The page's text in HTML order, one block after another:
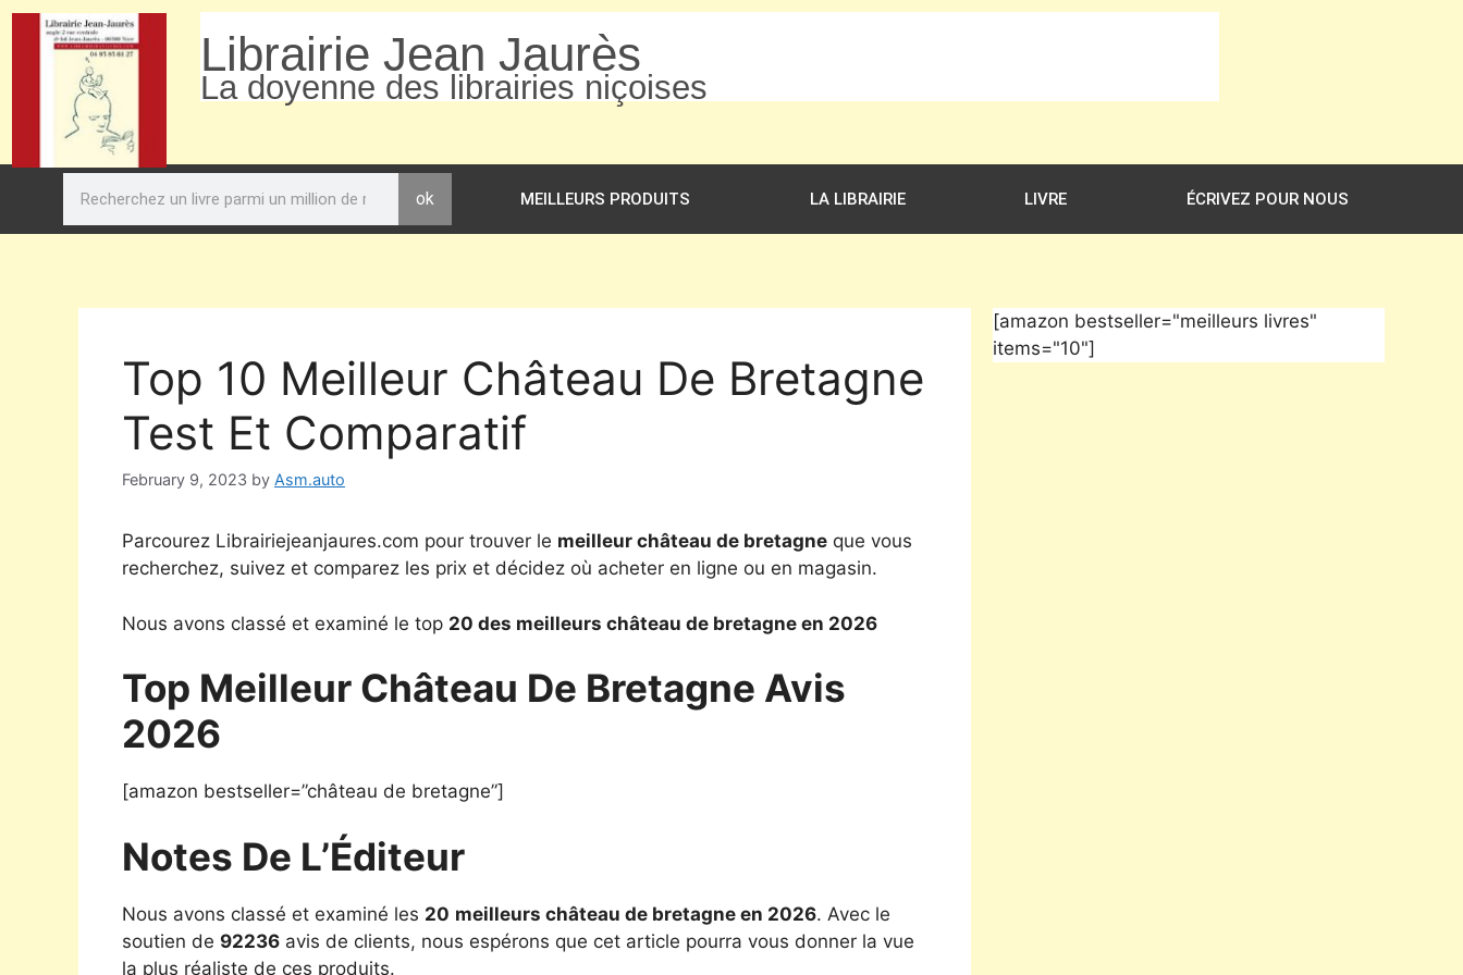
Librairie Jean Jaurès
La doyenne des librairies niçoises
ok MEILLEURS PRODUITS LA LIBRAIRIE LIVRE ÉCRIVEZ POUR NOUS
Top 10 Meilleur Château De Bretagne
Test Et Comparatif
February 9, 2023 by Asm.auto
Parcourez Librairiejeanjaures.com pour trouver le meilleur château de bretagne que vous
recherchez, suivez et comparez les prix et décidez où acheter en ligne ou en magasin.
Nous avons classé et examiné le top 20 des meilleurs château de bretagne en 2026
Top Meilleur Château De Bretagne Avis
2026
[amazon bestseller=”château de bretagne”]
Notes De L’Éditeur
Nous avons classé et examiné les 20 meilleurs château de bretagne en 2026. Avec le
soutien de 92236 avis de clients, nous espérons que cet article pourra vous donner la vue
la plus réaliste de ces produits.
[amazon bestseller="meilleurs livres"
items="10"]